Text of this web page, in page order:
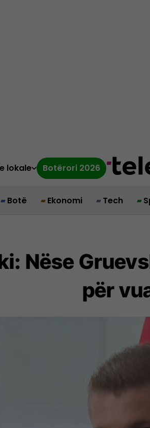
lokale Botërori 2026
Botë Ekonomi Tech
Nëse
për